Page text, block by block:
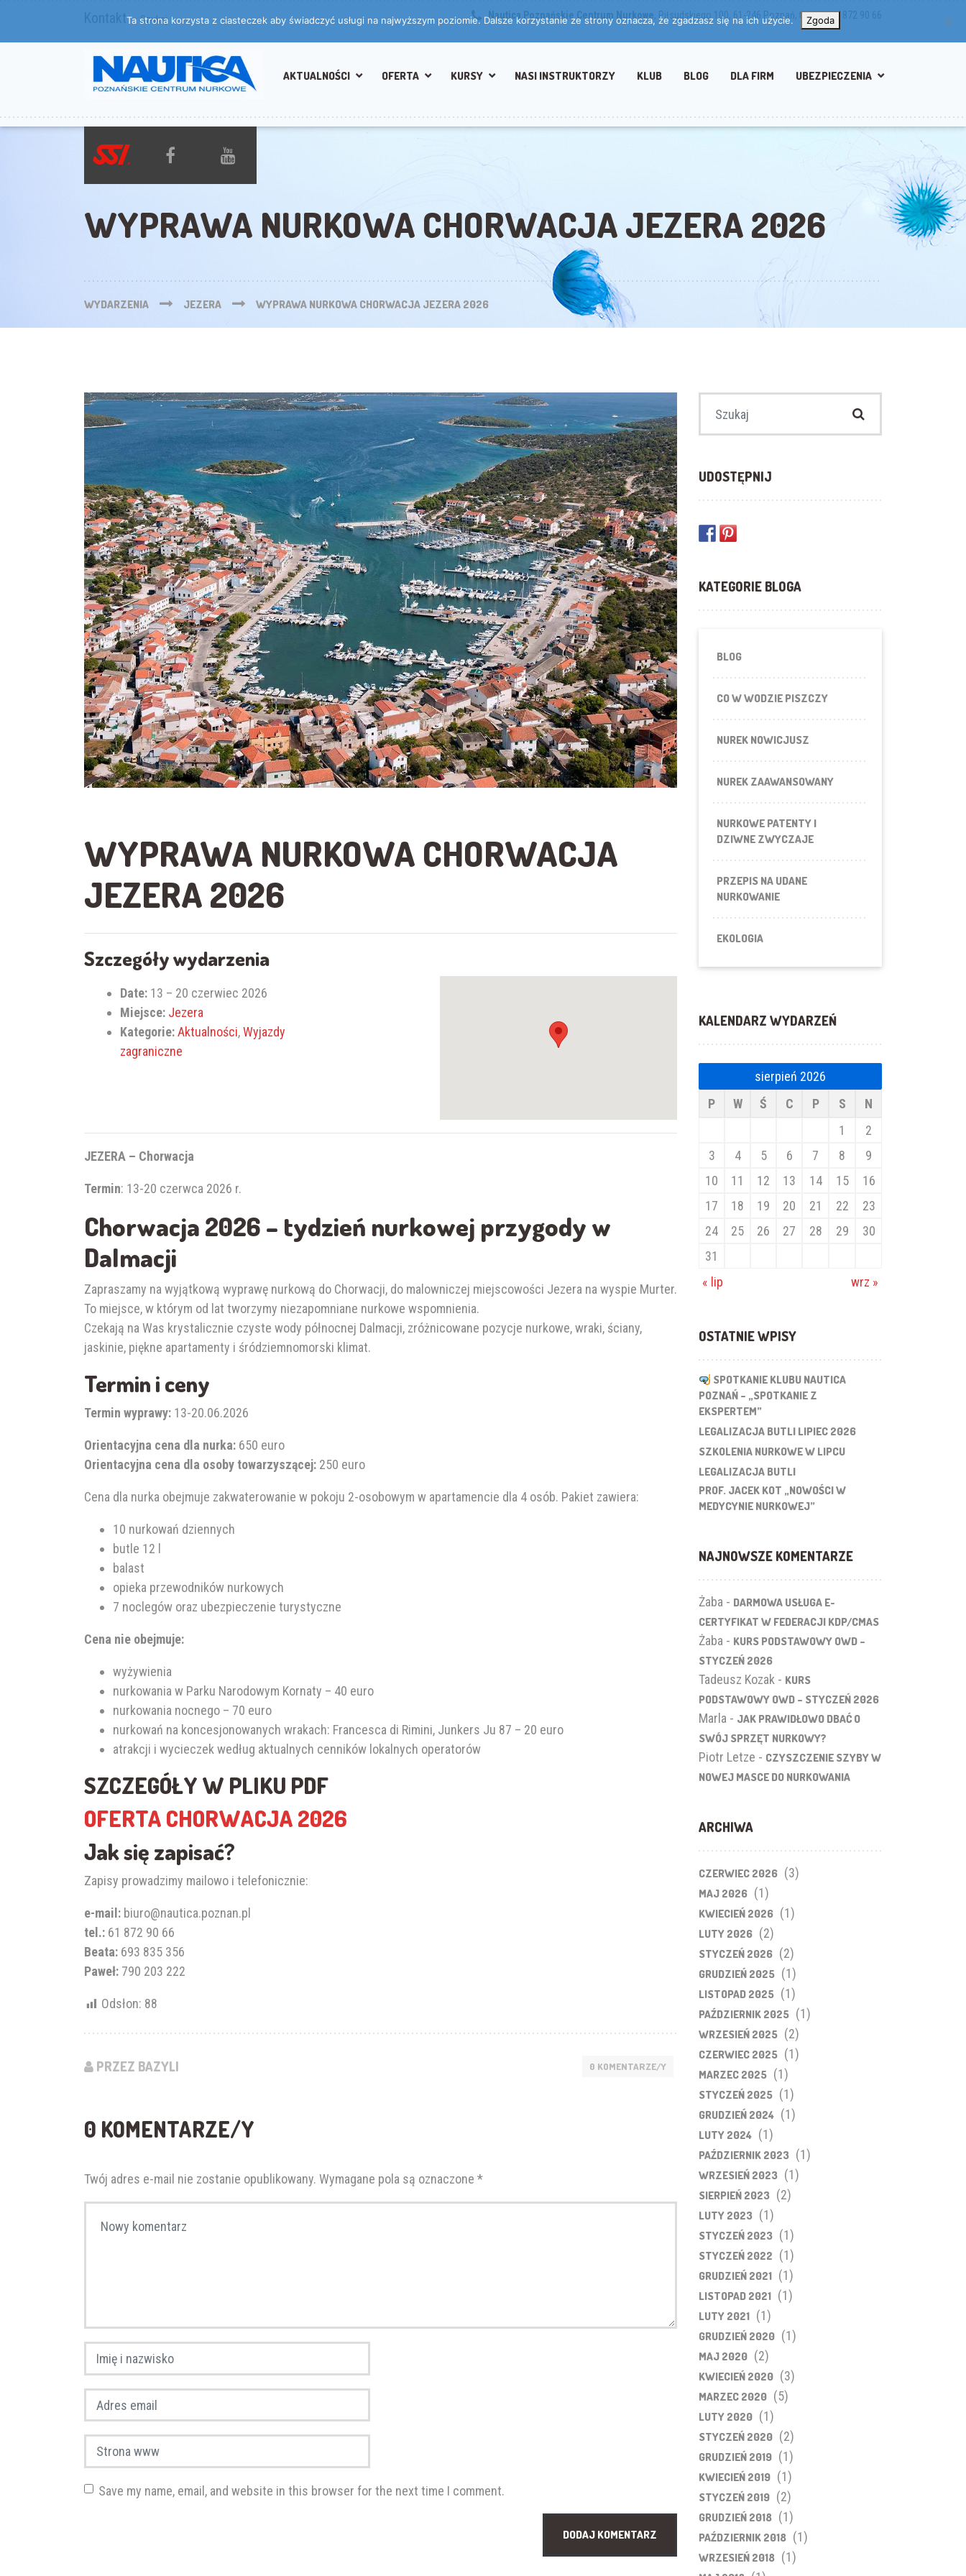
Kontakt Szukaj Nautica Poznańskie Centrum Nurkowe, Piłsudskiego 100, 61-246 Poznań, tel/fax: 61 872 90 66
AKTUALNOŚCI OFERTA KURSY NASI INSTRUKTORZY KLUB BLOG DLA FIRM UBEZPIECZENIA
WYPRAWA NURKOWA CHORWACJA JEZERA 2026
WYDARZENIA JEZERA WYPRAWA NURKOWA CHORWACJA JEZERA 2026
WYPRAWA NURKOWA CHORWACJA
JEZERA 2026
Szczegóły wydarzenia
Date: 13 – 20 czerwiec 2026
Miejsce: Jezera
Kategorie:Aktualności,Wyjazdy
zagraniczne
JEZERA – Chorwacja
Termin: 13-20 czerwca 2026 r.
Chorwacja 2026 – tydzień nurkowej przygody w
Dalmacji
Zapraszamy na wyjątkową wyprawę nurkową do Chorwacji, do malowniczej miejscowości Jezera na wyspie Murter.
To miejsce, w którym od lat tworzymy niezapomniane nurkowe wspomnienia.
Czekają na Was krystalicznie czyste wody północnej Dalmacji, zróżnicowane pozycje nurkowe, wraki, ściany,
jaskinie, piękne apartamenty i śródziemnomorski klimat.
Termin i ceny
Termin wyprawy: 13-20.06.2026
Orientacyjna cena dla nurka: 650 euro
Orientacyjna cena dla osoby towarzyszącej: 250 euro
Cena dla nurka obejmuje zakwaterowanie w pokoju 2-osobowym w apartamencie dla 4 osób. Pakiet zawiera:
10 nurkowań dziennych
butle 12 l
balast
opieka przewodników nurkowych
7 noclegów oraz ubezpieczenie turystyczne
Cena nie obejmuje:
wyżywienia
nurkowania w Parku Narodowym Kornaty – 40 euro
nurkowania nocnego – 70 euro
nurkowań na koncesjonowanych wrakach: Francesca di Rimini, Junkers Ju 87 – 20 euro
atrakcji i wycieczek według aktualnych cenników lokalnych operatorów
SZCZEGÓŁY W PLIKU PDF
OFERTA CHORWACJA 2026
Jak się zapisać?
Zapisy prowadzimy mailowo i telefonicznie:
e-mail: biuro@nautica.poznan.pl
tel.: 61 872 90 66
Beata: 693 835 356
Paweł: 790 203 222
Odsłon: 88
PRZEZ BAZYLI 0 KOMENTARZE/Y
0 KOMENTARZE/Y
Twój adres e-mail nie zostanie opublikowany. Wymagane pola są oznaczone *
Imię i nazwisko *
Adres email
Strona www
Save my name, email, and website in this browser for the next time I comment.
UDOSTĘPNIJ
KATEGORIE BLOGA
BLOG
CO W WODZIE PISZCZY
NUREK NOWICJUSZ
NUREK ZAAWANSOWANY
NURKOWE PATENTY I
DZIWNE ZWYCZAJE
PRZEPIS NA UDANE
NURKOWANIE
EKOLOGIA
KALENDARZ WYDARZEŃ
sierpień 2026
P
W Ś C P S
N
1
2
3
4 5 6 7 8
9
10
11 12 13 14 15
16
17
18 19 20 21 22
23
24
25 26 27 28 29
30
31
« lip
wrz »
OSTATNIE WPISY
SPOTKANIE KLUBU NAUTICA
POZNAŃ – „SPOTKANIE Z
EKSPERTEM”
LEGALIZACJA BUTLI LIPIEC 2026
SZKOLENIA NURKOWE W LIPCU
LEGALIZACJA BUTLI
PROF. JACEK KOT „NOWOŚCI W
MEDYCYNIE NURKOWEJ”
NAJNOWSZE KOMENTARZE
Żaba - DARMOWA USŁUGA E-
CERTYFIKAT W FEDERACJI KDP/CMAS
Żaba - KURS PODSTAWOWY OWD –
STYCZEŃ 2026
Tadeusz Kozak - KURS
PODSTAWOWY OWD – STYCZEŃ 2026
Marla - JAK PRAWIDŁOWO DBAĆ O
SWÓJ SPRZĘT NURKOWY?
Piotr Letze - CZYSZCZENIE SZYBY W
NOWEJ MASCE DO NURKOWANIA
ARCHIWA
CZERWIEC 2026 (3)
MAJ 2026 (1)
KWIECIEŃ 2026 (1)
LUTY 2026 (2)
STYCZEŃ 2026 (2)
GRUDZIEŃ 2025 (1)
LISTOPAD 2025 (1)
PAŹDZIERNIK 2025 (1)
WRZESIEŃ 2025 (2)
CZERWIEC 2025 (1)
MARZEC 2025 (1)
STYCZEŃ 2025 (1)
GRUDZIEŃ 2024 (1)
LUTY 2024 (1)
PAŹDZIERNIK 2023 (1)
WRZESIEŃ 2023 (1)
SIERPIEŃ 2023 (2)
LUTY 2023 (1)
STYCZEŃ 2023 (1)
STYCZEŃ 2022 (1)
GRUDZIEŃ 2021 (1)
LISTOPAD 2021 (1)
LUTY 2021 (1)
GRUDZIEŃ 2020 (1)
MAJ 2020 (2)
KWIECIEŃ 2020 (3)
MARZEC 2020 (5)
LUTY 2020 (1)
STYCZEŃ 2020 (2)
GRUDZIEŃ 2019 (1)
KWIECIEŃ 2019 (1)
STYCZEŃ 2019 (2)
GRUDZIEŃ 2018 (1)
PAŹDZIERNIK 2018 (1)
WRZESIEŃ 2018 (1)
Ta strona korzysta z ciasteczek aby świadczyć usługi na najwyższym poziomie. Dalsze korzystanie ze strony oznacza, że zgadzasz się na ich użycie. Zgoda